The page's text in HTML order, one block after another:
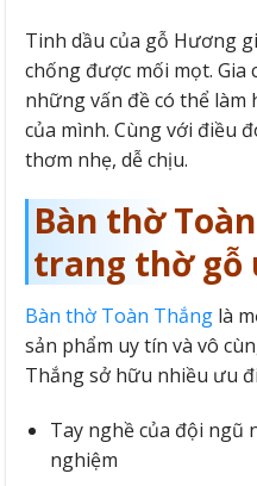
Tinh dầu của gỗ Hương
chống được mối mọt. Gia
những vấn đề có thể
của mình. Cùng với điều
thơm nhẹ, dễ chịu.
Bàn thờ
trang thờ gỗ
Bàn thờ Toàn Thắng là
sản phẩm uy tín và vô
Thắng sở hữu nhiều ưu
Tay nghề của đội ngũ
nghiệm